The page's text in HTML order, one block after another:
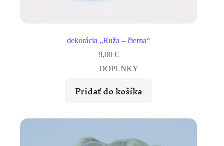
dekorácia „Ruža – čierna“
9,00€
DOPLNKY
Pridať do košíka